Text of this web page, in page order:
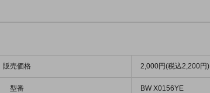
販売価格 2,000円(税込2,200円)
型番 BW X0156YE